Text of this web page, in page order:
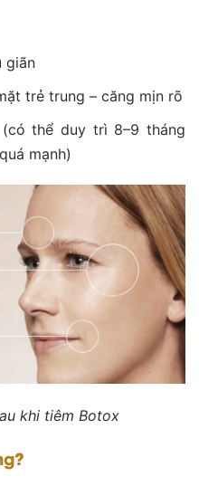
giãn
trẻ trung – căng mịn rõ
(có thể duy trì 8–9 tháng
mạnh)
khi tiêm Botox